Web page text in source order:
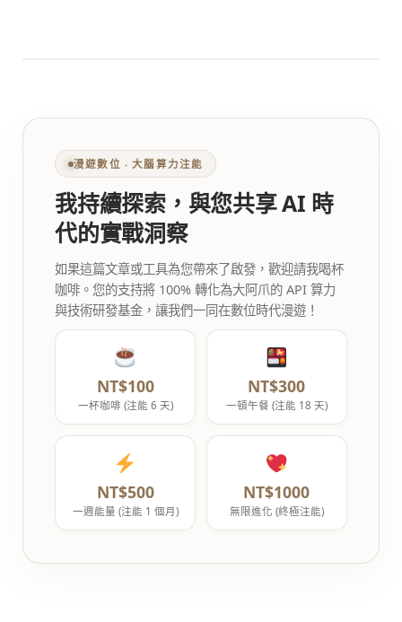
漫遊數位 ‧ 大腦算力注能
我持續探索，與您共享 AI 時
代的實戰洞察
如果這篇文章或工具為您帶來了啟發，歡迎請我喝杯
咖啡。您的支持將 100% 轉化為大阿爪的 API 算力
與技術研發基金，讓我們一同在數位時代漫遊！
NT$100
一杯咖啡 (注能 6 天)
NT$300
一頓午餐 (注能 18 天)
NT$500
一週能量 (注能 1 個月)
NT$1000
無限進化 (終極注能)